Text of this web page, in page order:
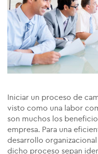
Iniciar un proceso de
visto como una labor
son muchos los
empresa. Para una
desarrollo
dicho proceso sepan